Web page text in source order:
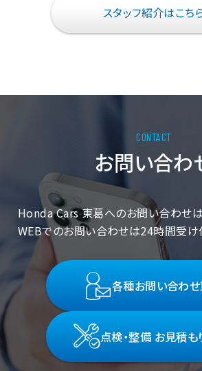
スタッフ紹介はこち
お問い合わ
Honda Cars 東葛へのお問い合わせは
WEBでのお問い合わせは24時間受け
各種お問い合わ
点検・整備 お見積